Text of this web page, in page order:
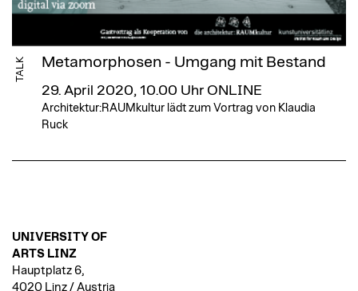
TALK Metamorphosen - Umgang mit Bestand
29. April 2020, 10.00 Uhr ONLINE
Architektur:RAUMkultur lädt zum Vortrag von Klaudia
Ruck
UNIVERSITY OF
ARTS LINZ
Hauptplatz 6,
4020 Linz / Austria